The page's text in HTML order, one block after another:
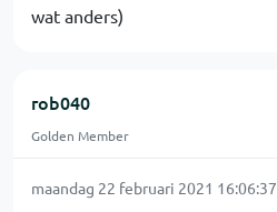
wat anders)
rob040
Golden Member
maandag 22 februari 2021 16:06:37